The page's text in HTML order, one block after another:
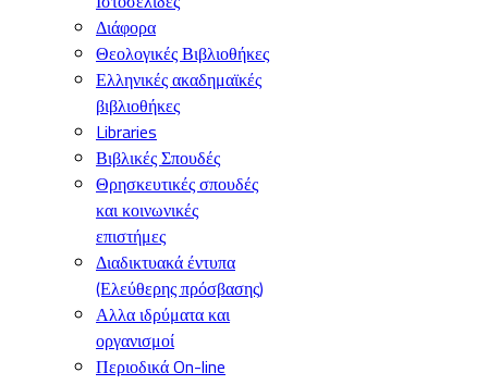
Διάφορα
Θεολογικές Βιβλιοθήκες
Ελληνικές ακαδημαϊκές
βιβλιοθήκες
Libraries
Βιβλικές Σπουδές
Θρησκευτικές σπουδές
και κοινωνικές
επιστήμες
Διαδικτυακά έντυπα
(Ελεύθερης πρόσβασης)
Αλλα ιδρύματα και
οργανισμοί
Περιοδικά On-line